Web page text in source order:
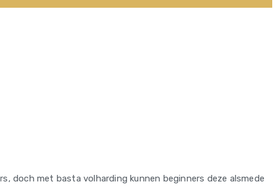
doch met basta volharding kunnen beginners deze alsmede